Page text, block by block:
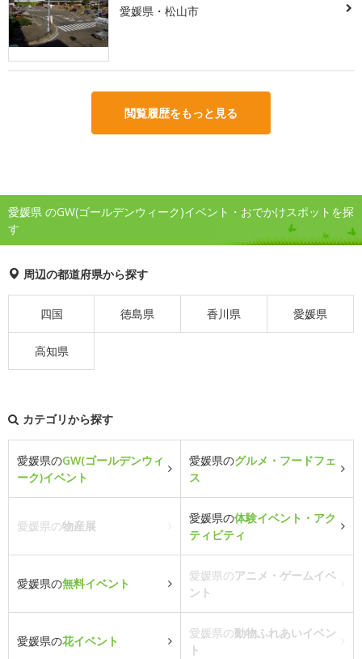
愛媛県・松山市
閲覧履歴をもっと見る
愛媛県 のGW(ゴールデンウィーク)イベント・おでかけスポットを探
す
周辺の都道府県から探す
四国 徳島県 香川県 愛媛県
高知県
カテゴリから探す
愛媛県のGW(ゴールデンウィ
ーク)イベント
愛媛県のグルメ・フードフェ
ス
愛媛県の物産展
愛媛県の体験イベント・アク
ティビティ
愛媛県の無料イベント
愛媛県のアニメ・ゲームイベ
ント
愛媛県の花イベント
愛媛県の動物ふれあいイベン
ト